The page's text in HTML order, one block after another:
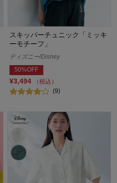
スキッパーチュニック「ミッキ
ーモチーフ」
ディズニー/Disney
50%OFF
¥3,494
（税込）
(9)